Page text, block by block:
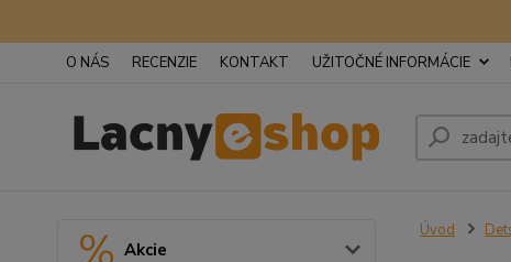
O NÁS RECENZIE KONTAKT UŽITOČNÉ INFORMÁCIE
Akcie
Úvod